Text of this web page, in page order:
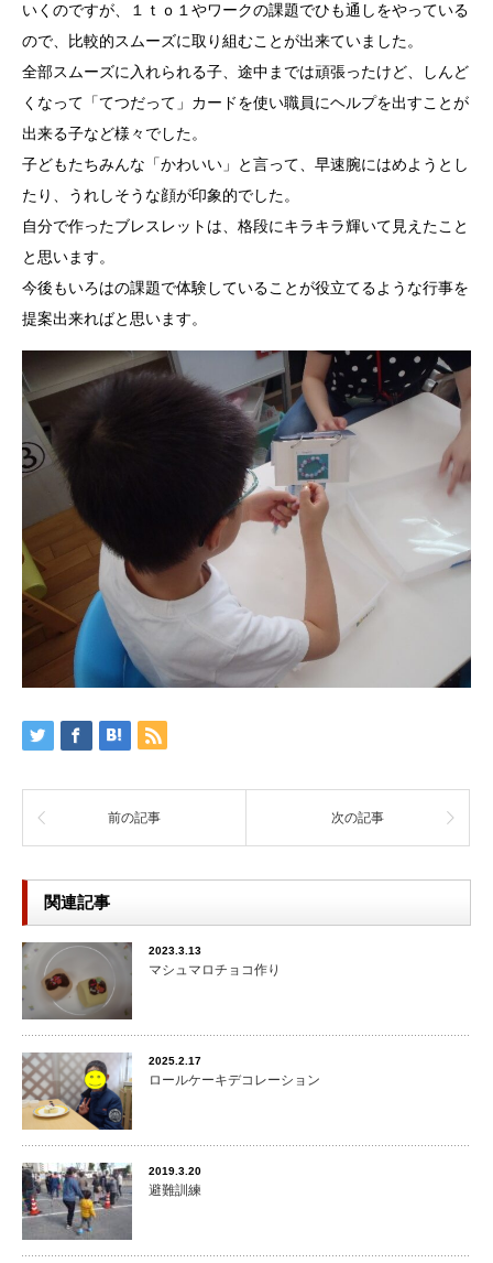
いくのですが、１ｔｏ１やワークの課題でひも通しをやっている
ので、比較的スムーズに取り組むことが出来ていました。
全部スムーズに入れられる子、途中までは頑張ったけど、しんど
くなって「てつだって」カードを使い職員にヘルプを出すことが
出来る子など様々でした。
子どもたちみんな「かわいい」と言って、早速腕にはめようとし
たり、うれしそうな顔が印象的でした。
自分で作ったブレスレットは、格段にキラキラ輝いて見えたこと
と思います。
今後もいろはの課題で体験していることが役立てるような行事を
提案出来ればと思います。
前の記事 次の記事
関連記事
2023.3.13
マシュマロチョコ作り
2025.2.17
ロールケーキデコレーション
2019.3.20
避難訓練